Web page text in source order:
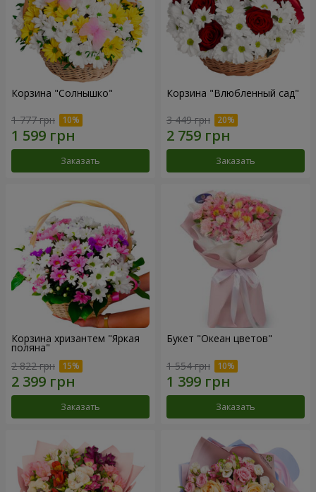
Корзина "Солнышко"
1 777 грн
Заказать
Корзина "Влюбленный сад"
3 449 грн
Заказать
Корзина хризантем "Яркая
поляна"
2 822 грн
Заказать
Букет "Океан цветов"
1 554 грн
Заказать